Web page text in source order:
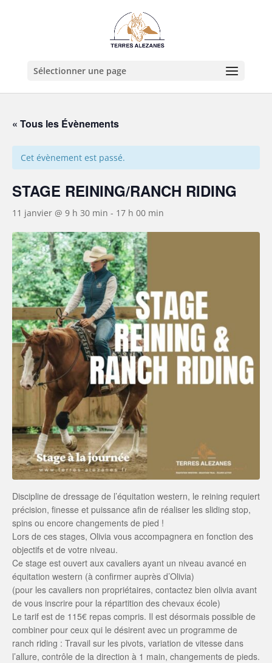
Sélectionner une page
« Tous les Évènements
Cet évènement est passé.
STAGE REINING/RANCH RIDING
11 janvier @ 9 h 30 min - 17 h 00 min
Discipline de dressage de l’équitation western, le reining requiert
précision, finesse et puissance afin de réaliser les sliding stop,
spins ou encore changements de pied !
Lors de ces stages, Olivia vous accompagnera en fonction des
objectifs et de votre niveau.
Ce stage est ouvert aux cavaliers ayant un niveau avancé en
équitation western (à confirmer auprès d’Olivia)
(pour les cavaliers non propriétaires, contactez bien olivia avant
de vous inscrire pour la répartition des chevaux école)
Le tarif est de 115€ repas compris. Il est désormais possible de
combiner pour ceux qui le désirent avec un programme de
ranch riding : Travail sur les pivots, variation de vitesse dans
l’allure, contrôle de la direction à 1 main, changements de pieds.